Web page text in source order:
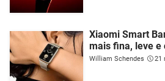
Xiaomi Smart
mais fina, leve e
William Schendes 21